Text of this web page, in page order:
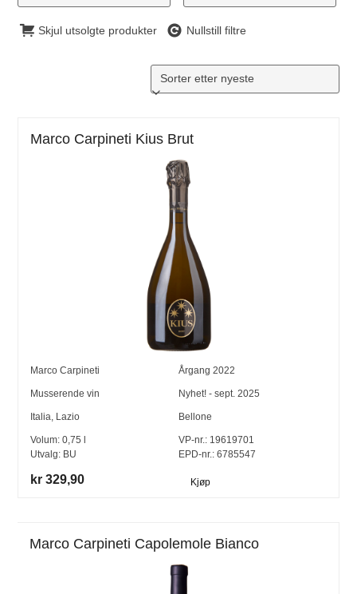
Skjul utsolgte produkter Nullstill filtre
Marco Carpineti Kius Brut
Marco Carpineti Årgang 2022
Musserende vin Nyhet! - sept. 2025
Italia, Lazio Bellone
Volum:0,75
Utvalg: BU
VP-nr.: 19619701
EPD-nr.: 6785547
kr 329,90 Kjøp
Marco Carpineti Capolemole Bianco